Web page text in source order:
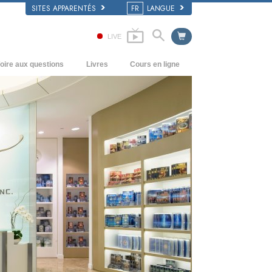
SITES APPARENTÉS FR LANGUE
LIVE
aux questions
et principes de base
d’une église
de la Scientologie
Livres
Livres pour débutants
Livres audio
conférences d’introduction
Cours en ligne
Comment résoudre les conflits
Les dynamiques de l’existence
Les composantes de la compréhension
Solutions à un environnement
dangereux
Procédés d’assistance pour maladies et
blessures
Intégrité et honnêteté
Le mariage
L’échelle des tons émotionnels